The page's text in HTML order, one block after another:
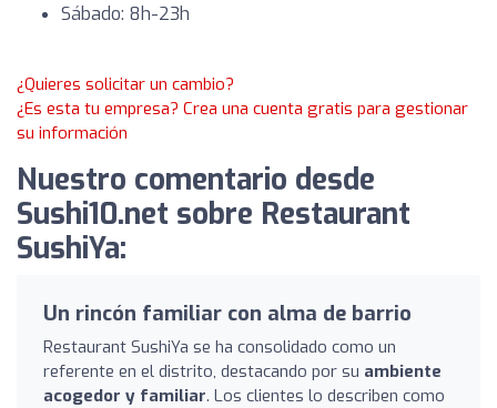
Sábado: 8h-23h
¿Quieres solicitar un cambio?
¿Es esta tu empresa? Crea una cuenta gratis para gestionar
su información
Nuestro comentario desde
Sushi10.net sobre Restaurant
SushiYa:
Un rincón familiar con alma de barrio
Restaurant SushiYa se ha consolidado como un
referente en el distrito, destacando por su ambiente
acogedor y familiar. Los clientes lo describen como